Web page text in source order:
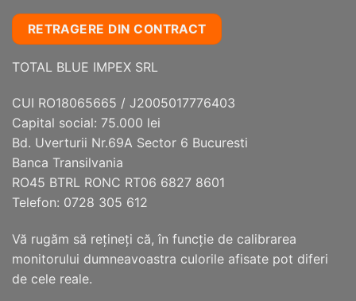
RETRAGERE DIN CONTRACT
TOTAL BLUE IMPEX SRL
CUI RO18065665 / J2005017776403
Capital social: 75.000 lei
Bd. Uverturii Nr.69A Sector 6 Bucuresti
Banca Transilvania
RO45 BTRL RONC RT06 6827 8601
Telefon: 0728 305 612
Vă rugăm să reţineţi că, în funcţie de calibrarea
monitorului dumneavoastra culorile afisate pot diferi
de cele reale.